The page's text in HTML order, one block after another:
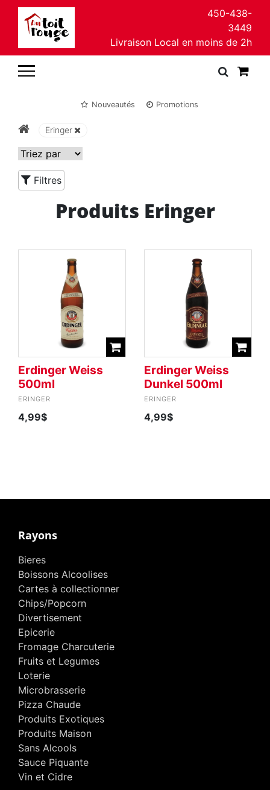
450-438-
3449
Livraison Local en moins de 2h
Nouveautés Promotions
Eringer
Filtres
Produits Eringer
Erdinger Weiss
500ml
ERINGER
4,99$
Erdinger Weiss
Dunkel 500ml
ERINGER
4,99$
Rayons
Bieres
Boissons Alcoolises
Cartes à collectionner
Chips/Popcorn
Divertisement
Epicerie
Fromage Charcuterie
Fruits et Legumes
Loterie
Microbrasserie
Pizza Chaude
Produits Exotiques
Produits Maison
Sans Alcools
Sauce Piquante
Vin et Cidre